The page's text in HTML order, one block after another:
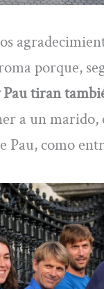
porque,
Pau tiran
a un marido,
Pau, como